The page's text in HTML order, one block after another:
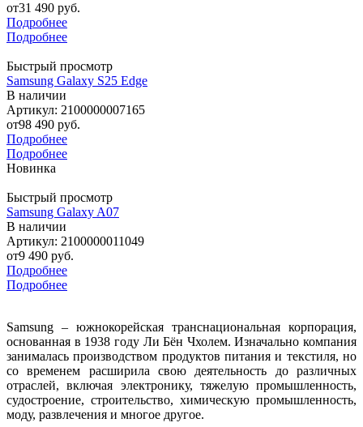
от31 490 руб.
Подробнее
Подробнее
Быстрый просмотр
Samsung Galaxy S25 Edge
В наличии
Артикул: 2100000007165
от98 490 руб.
Подробнее
Подробнее
Новинка
Быстрый просмотр
Samsung Galaxy A07
В наличии
Артикул: 2100000011049
от9 490 руб.
Подробнее
Подробнее
Samsung – южнокорейская транснациональная корпорация,
основанная в 1938 году Ли Бён Чхолем. Изначально компания
занималась производством продуктов питания и текстиля, но
со временем расширила свою деятельность до различных
отраслей, включая электронику, тяжелую промышленность,
судостроение, строительство, химическую промышленность,
моду, развлечения и многое другое.